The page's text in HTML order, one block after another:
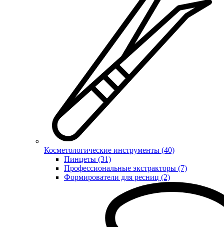
Косметологические инструменты (40)
Пинцеты (31)
Профессиональные экстракторы (7)
Формирователи для ресниц (2)